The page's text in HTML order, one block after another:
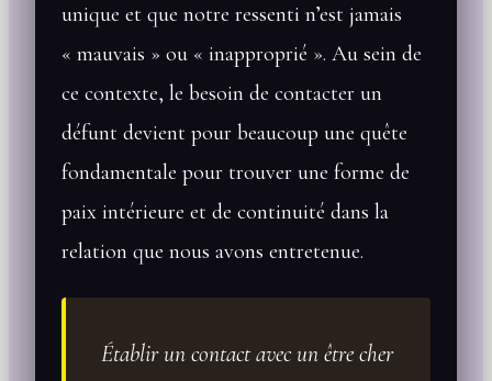
unique et que notre ressenti n’est jamais
« mauvais » ou « inapproprié ». Au sein de
ce contexte, le besoin de contacter un
défunt devient pour beaucoup une quête
fondamentale pour trouver une forme de
paix intérieure et de continuité dans la
relation que nous avons entretenue.
Établir un contact avec un être cher